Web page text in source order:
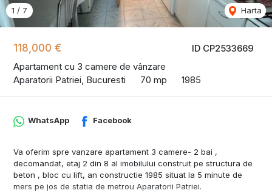
ID CP2533669
118,000 €
Apartament cu 3 camere de vânzare
Aparatorii Patriei, Bucuresti
70 mp 1985
1 / 7 Harta
WhatsApp Facebook
Va oferim spre vanzare apartament 3 camere- 2 bai ,
decomandat, etaj 2 din 8 al imobilului construit pe structura de
beton , bloc cu lift, an constructie 1985 situat la 5 minute de
mers pe jos de statia de metrou Aparatorii Patriei.